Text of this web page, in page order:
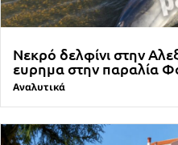
Νεκρό δελφίνι στην
ευρημα στην παραλία
Αναλυτικά